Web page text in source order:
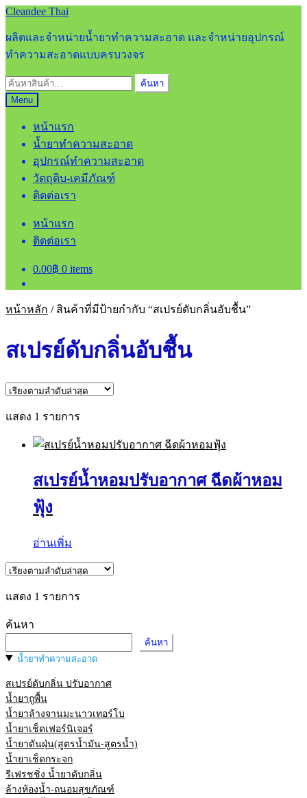
Skip
navigation
Skip
content
Cleandee Thai
ผลิตและจำหน่ายน้ำยาทำความสะอาด และจำหน่ายอุปกรณ์
ทำความสะอาดแบบครบวงจร
ค้นหา:
ค้นหา
Menu
หน้าแรก
น้ำยาทำความสะอาด
อุปกรณ์ทำความสะอาด
วัตถุดิบ-เคมีภัณฑ์
ติดต่อเรา
หน้าแรก
ติดต่อเรา
0.00฿ 0 items
หน้าหลัก / สินค้าที่มีป้ายกำกับ “สเปรย์ดับกลิ่นอับชื้น”
สเปรย์ดับกลิ่นอับชื้น
แสดง 1 รายการ
สเปรย์น้ำหอมปรับอากาศ ฉีดผ้าหอม
ฟุ้ง
อ่านเพิ่ม
แสดง 1 รายการ
ค้นหา
ค้นหา
น้ำยาทำความสะอาด
สเปรย์ดับกลิ่น ปรับอากาศ
น้ำยาถูพื้น
น้ำยาล้างจานมะนาวเทอร์โบ
น้ำยาเช็ดเฟอร์นิเจอร์
น้ำยาดันฝุ่น(สูตรน้ำมัน-สูตรน้ำ)
น้ำยาเช็ดกระจก
รีเฟรชชิ่ง น้ำยาดับกลิ่น
ล้างห้องน้ำ-ถนอมสุขภัณฑ์